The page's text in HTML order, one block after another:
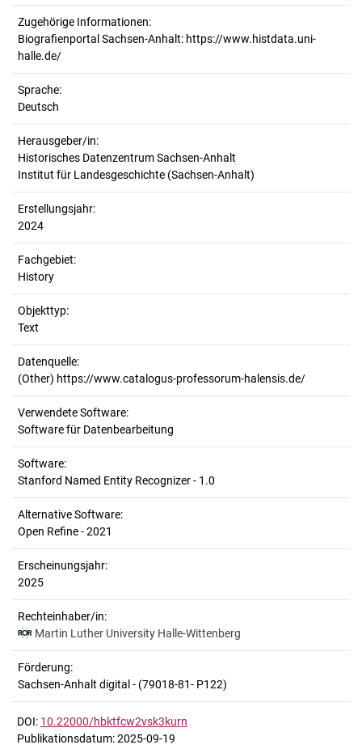
Zugehörige Informationen:
Biografienportal Sachsen-Anhalt: https://www.histdata.uni-
halle.de/
Sprache:
Deutsch
Herausgeber/in:
Historisches Datenzentrum Sachsen-Anhalt
Institut für Landesgeschichte (Sachsen-Anhalt)
Erstellungsjahr:
2024
Fachgebiet:
History
Objekttyp:
Text
Datenquelle:
(Other) https://www.catalogus-professorum-halensis.de/
Verwendete Software:
Software für Datenbearbeitung
Software:
Stanford Named Entity Recognizer - 1.0
Alternative Software:
Open Refine - 2021
Erscheinungsjahr:
2025
Rechteinhaber/in:
Martin Luther University Halle-Wittenberg
Förderung:
Sachsen-Anhalt digital - (79018-81- P122)
DOI: 10.22000/hbktfcw2vsk3kurn
Publikationsdatum: 2025-09-19